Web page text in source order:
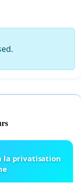
a la privatisation